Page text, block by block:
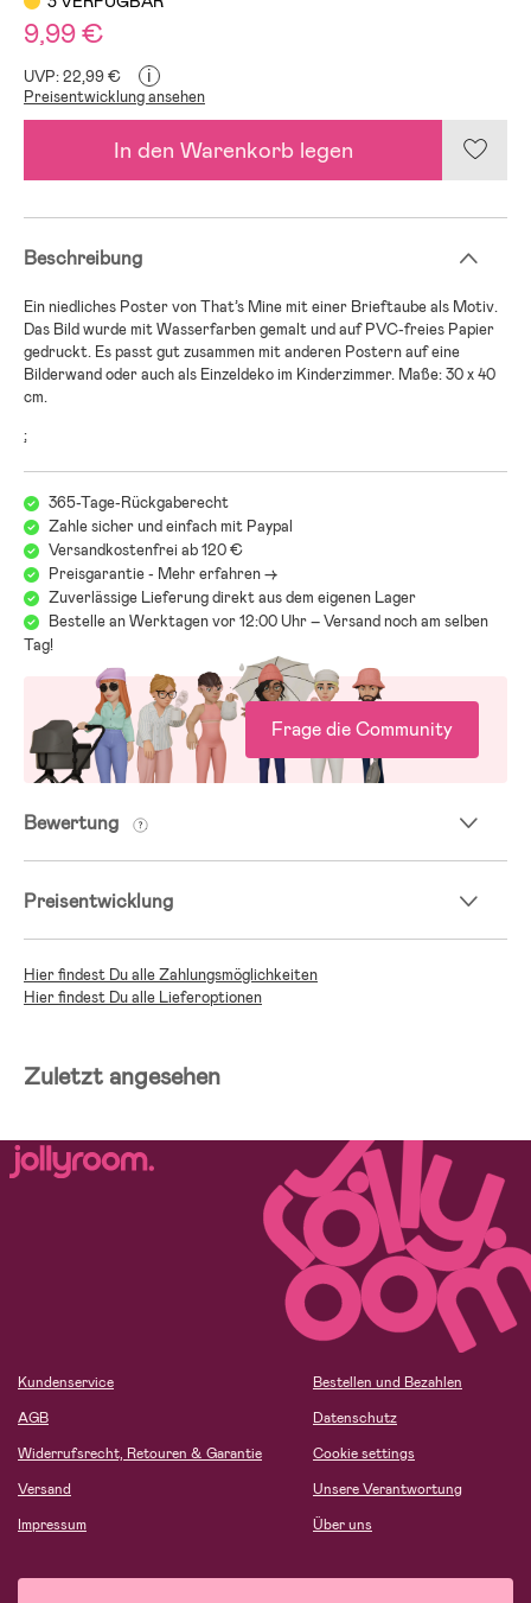
9,99 €
UVP: 22,99 € i
Preisentwicklung ansehen
In den Warenkorb legen
Beschreibung
Ein niedliches Poster von That’s Mine mit einer Brieftaube als Motiv.
Das Bild wurde mit Wasserfarben gemalt und auf PVC-freies Papier
gedruckt. Es passt gut zusammen mit anderen Postern auf eine
Bilderwand oder auch als Einzeldeko im Kinderzimmer. Maße: 30 x 40
cm.
;
365-Tage-Rückgaberecht
Zahle sicher und einfach mit Paypal
Versandkostenfrei ab 120 €
Preisgarantie - Mehr erfahren ->
Zuverlässige Lieferung direkt aus dem eigenen Lager
Bestelle an Werktagen vor 12:00 Uhr – Versand noch am selben
Tag!
Frage die Community
Bewertung
Preisentwicklung
Hier findest Du alle Zahlungsmöglichkeiten
Hier findest Du alle Lieferoptionen
Zuletzt angesehen
Kundenservice
AGB
Widerrufsrecht, Retouren & Garantie
Versand
Impressum
Bestellen und Bezahlen
Datenschutz
Cookie settings
Unsere Verantwortung
Über uns